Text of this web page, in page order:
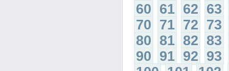
60 61 62 63
70 71 72 73
80 81 82 83
90 91 92 93